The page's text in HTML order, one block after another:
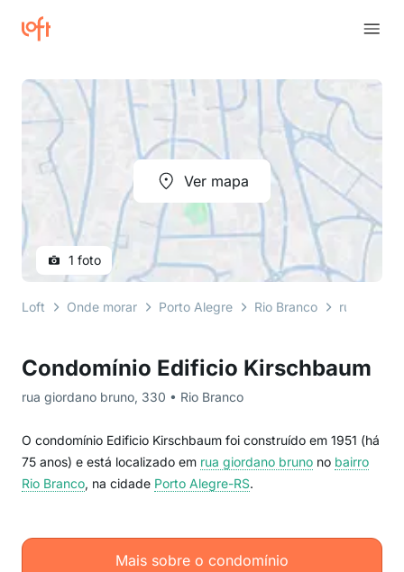
Condomínio Edificio Kirschbaum
rua giordano bruno, 330 • Rio Branco
O condomínio Edificio Kirschbaum foi construído em 1951 (há
75 anos) e está localizado em rua giordano bruno no bairro
Rio Branco, na cidade Porto Alegre-RS.
Mais sobre o condomínio
Ver mapa
1 foto
Loft Onde morar Porto Alegre Rio Branco rua